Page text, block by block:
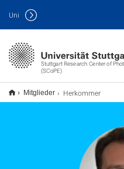
Stuttgart Research Center of
(SCoPE)
Uni
Mitglieder Herkommer